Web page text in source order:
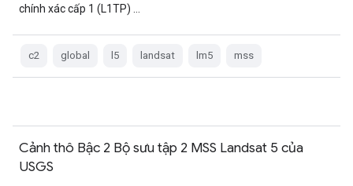
chính xác cấp 1 (L1TP) …
c2 global l5 landsat lm5 mss
Cảnh thô Bậc 2 Bộ sưu tập 2 MSS Landsat 5 của
USGS